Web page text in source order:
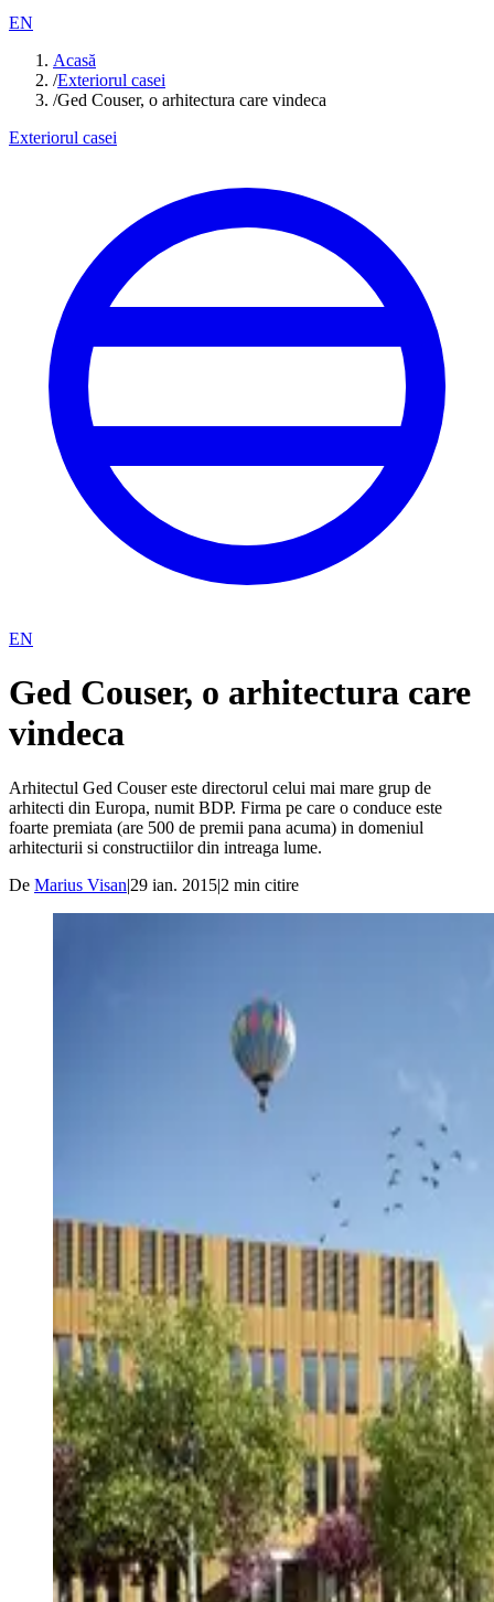
EN
Acasă
/Exteriorul casei
/Ged Couser, o arhitectura care vindeca
Exteriorul casei
EN
Ged Couser, o arhitectura care
vindeca
Arhitectul Ged Couser este directorul celui mai mare grup de
arhitecti din Europa, numit BDP. Firma pe care o conduce este
foarte premiata (are 500 de premii pana acuma) in domeniul
arhitecturii si constructiilor din intreaga lume.
De Marius Visan|29 ian. 2015|2 min citire